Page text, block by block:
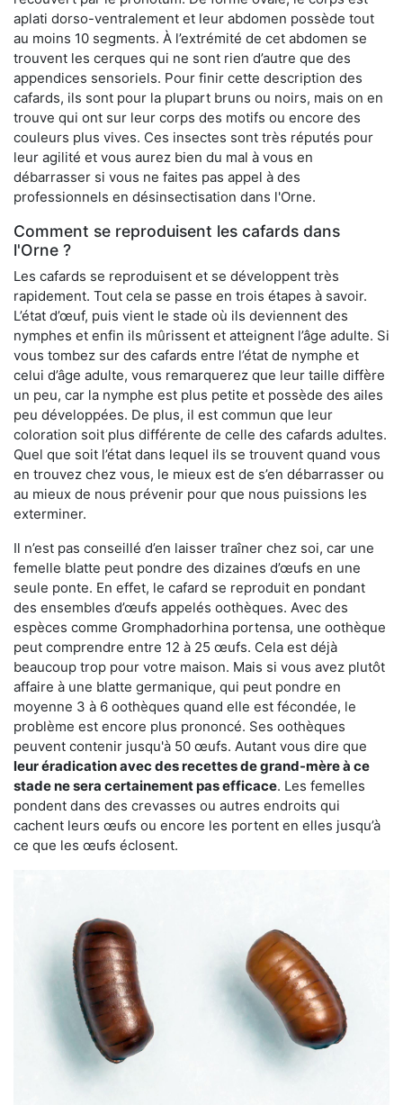
aplati dorso-ventralement et leur abdomen possède tout
au moins 10 segments. À l’extrémité de cet abdomen se
trouvent les cerques qui ne sont rien d’autre que des
appendices sensoriels. Pour finir cette description des
cafards, ils sont pour la plupart bruns ou noirs, mais on en
trouve qui ont sur leur corps des motifs ou encore des
couleurs plus vives. Ces insectes sont très réputés pour
leur agilité et vous aurez bien du mal à vous en
débarrasser si vous ne faites pas appel à des
professionnels en désinsectisation dans l'Orne.
Comment se reproduisent les cafards dans
l'Orne ?
Les cafards se reproduisent et se développent très
rapidement. Tout cela se passe en trois étapes à savoir.
L’état d’œuf, puis vient le stade où ils deviennent des
nymphes et enfin ils mûrissent et atteignent l’âge adulte. Si
vous tombez sur des cafards entre l’état de nymphe et
celui d’âge adulte, vous remarquerez que leur taille diffère
un peu, car la nymphe est plus petite et possède des ailes
peu développées. De plus, il est commun que leur
coloration soit plus différente de celle des cafards adultes.
Quel que soit l’état dans lequel ils se trouvent quand vous
en trouvez chez vous, le mieux est de s’en débarrasser ou
au mieux de nous prévenir pour que nous puissions les
exterminer.
Il n’est pas conseillé d’en laisser traîner chez soi, car une
femelle blatte peut pondre des dizaines d’œufs en une
seule ponte. En effet, le cafard se reproduit en pondant
des ensembles d’œufs appelés oothèques. Avec des
espèces comme Gromphadorhina portensa, une oothèque
peut comprendre entre 12 à 25 œufs. Cela est déjà
beaucoup trop pour votre maison. Mais si vous avez plutôt
affaire à une blatte germanique, qui peut pondre en
moyenne 3 à 6 oothèques quand elle est fécondée, le
problème est encore plus prononcé. Ses oothèques
peuvent contenir jusqu'à 50 œufs. Autant vous dire que
leur éradication avec des recettes de grand-mère à ce
stade ne sera certainement pas efficace. Les femelles
pondent dans des crevasses ou autres endroits qui
cachent leurs œufs ou encore les portent en elles jusqu’à
ce que les œufs éclosent.